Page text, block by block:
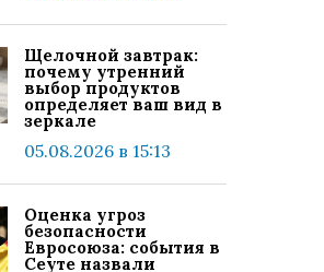
Щелочной завтрак:
почему утренний
выбор продуктов
определяет ваш вид в
зеркале
05.08.2026 в 15:13
Оценка угроз
безопасности
Евросоюза: события в
Сеуте назвали